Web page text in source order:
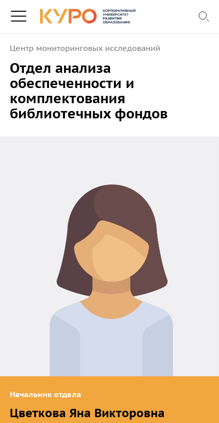
Центр мониторинговых исследований
Отдел анализа
обеспеченности и
комплектования
библиотечных фондов
Начальник отдела
Цветкова Яна Викторовна